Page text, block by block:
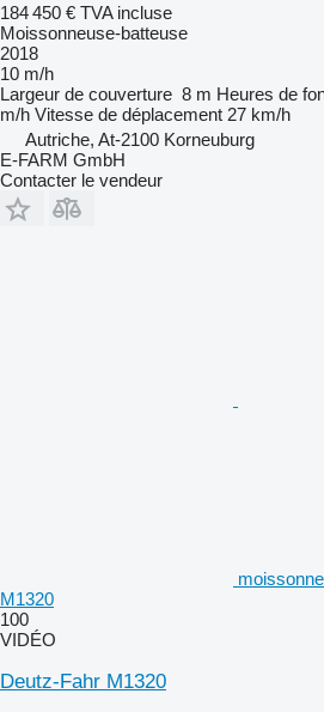
184 450 € TVA incluse
Moissonneuse-batteuse
2018
10 m/h
Largeur de couverture 8 m Heures de
m/h Vitesse de déplacement 27 km/h
Autriche, At-2100 Korneuburg
E-FARM GmbH
Contacter le vendeur
M1320
100
VIDÉO
Deutz-Fahr M1320